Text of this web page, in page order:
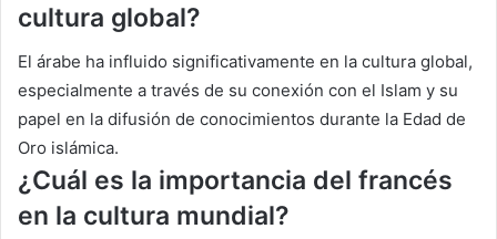
cultura global?
El árabe ha influido significativamente en la cultura global,
especialmente a través de su conexión con el Islam y su
papel en la difusión de conocimientos durante la Edad de
Oro islámica.
¿Cuál es la importancia del francés
en la cultura mundial?